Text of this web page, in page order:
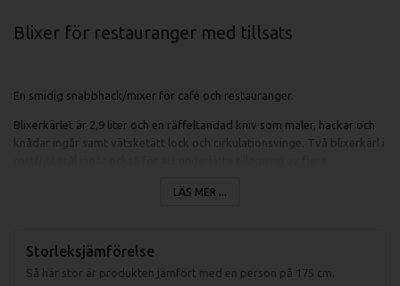
Blixer för restauranger med tillsats
En smidig snabbhack/mixer för café och restauranger.
Blixerkärlet är 2,9 liter och en räffeltandad kniv som maler, hackar och
knådar ingår samt vätsketätt lock och cirkulationsvinge. Två blixerkärl i
Specifikationer
LÄS MER ...
Storleksjämförelse
Så här stor är produkten jämfört med en person på 175 cm.